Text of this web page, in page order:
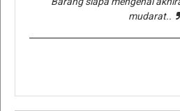
mudarat..